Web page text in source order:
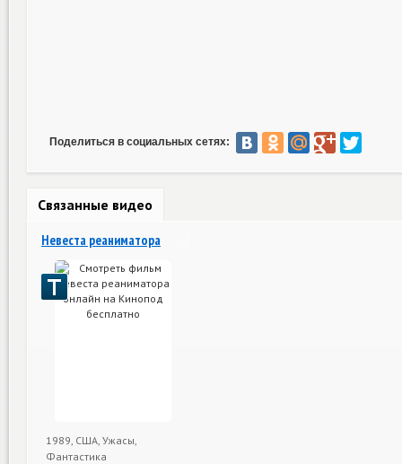
Поделиться в социальных сетях:
Связанные видео
Невеста реаниматора
1989, США, Ужасы,
Фантастика